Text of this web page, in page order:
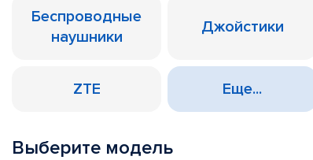
Беспроводные
наушники
Джойстики
ZTE Еще...
Выберите модель